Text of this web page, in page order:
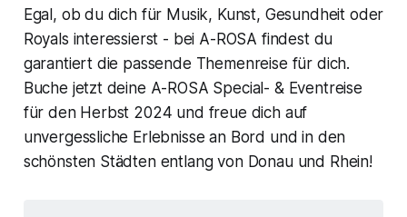
Egal, ob du dich für Musik, Kunst, Gesundheit oder
Royals interessierst - bei A-ROSA findest du
garantiert die passende Themenreise für dich.
Buche jetzt deine A-ROSA Special- & Eventreise
für den Herbst 2024 und freue dich auf
unvergessliche Erlebnisse an Bord und in den
schönsten Städten entlang von Donau und Rhein!